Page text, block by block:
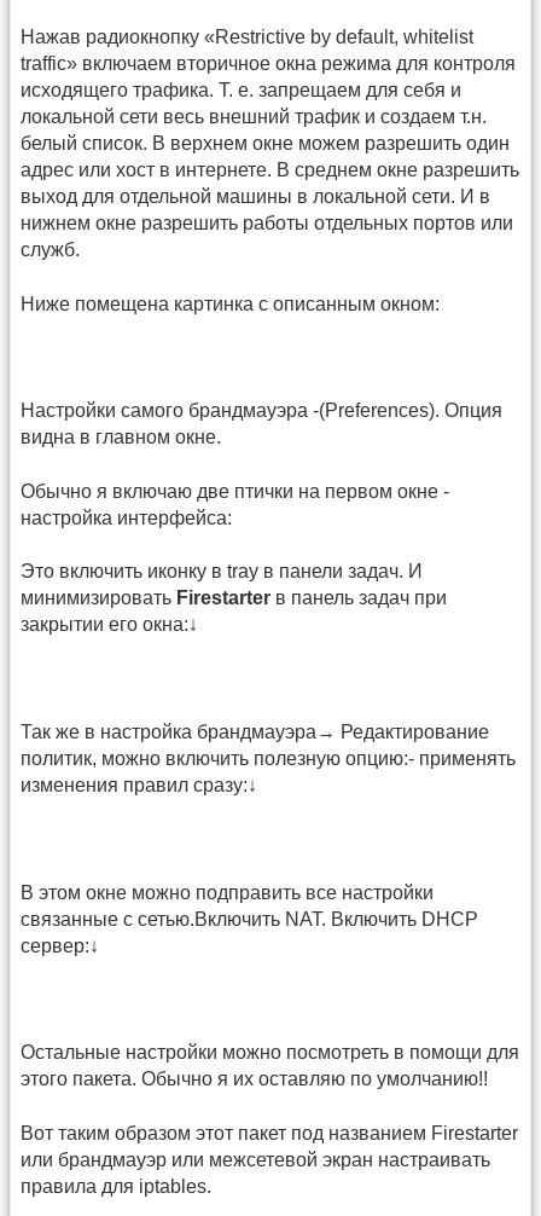
Нажав радиокнопку «Restrictive by default, whitelist
traffic» включаем вторичное окна режима для контроля
исходящего трафика. Т. е. запрещаем для себя и
локальной сети весь внешний трафик и создаем т.н.
белый список. В верхнем окне можем разрешить один
адрес или хост в интернете. В среднем окне разрешить
выход для отдельной машины в локальной сети. И в
нижнем окне разрешить работы отдельных портов или
служб.
Ниже помещена картинка с описанным окном:
Настройки самого брандмауэра -(Preferences). Опция
видна в главном окне.
Обычно я включаю две птички на первом окне -
настройка интерфейса:
Это включить иконку в tray в панели задач. И
минимизировать Firestarter в панель задач при
закрытии его окна:↓
Так же в настройка брандмауэра→ Редактирование
политик, можно включить полезную опцию:- применять
изменения правил сразу:↓
В этом окне можно подправить все настройки
связанные с сетью.Включить NAT. Включить DHCP
сервер:↓
Остальные настройки можно посмотреть в помощи для
этого пакета. Обычно я их оставляю по умолчанию!!
Вот таким образом этот пакет под названием Firestarter
или брандмауэр или межсетевой экран настраивать
правила для iptables.